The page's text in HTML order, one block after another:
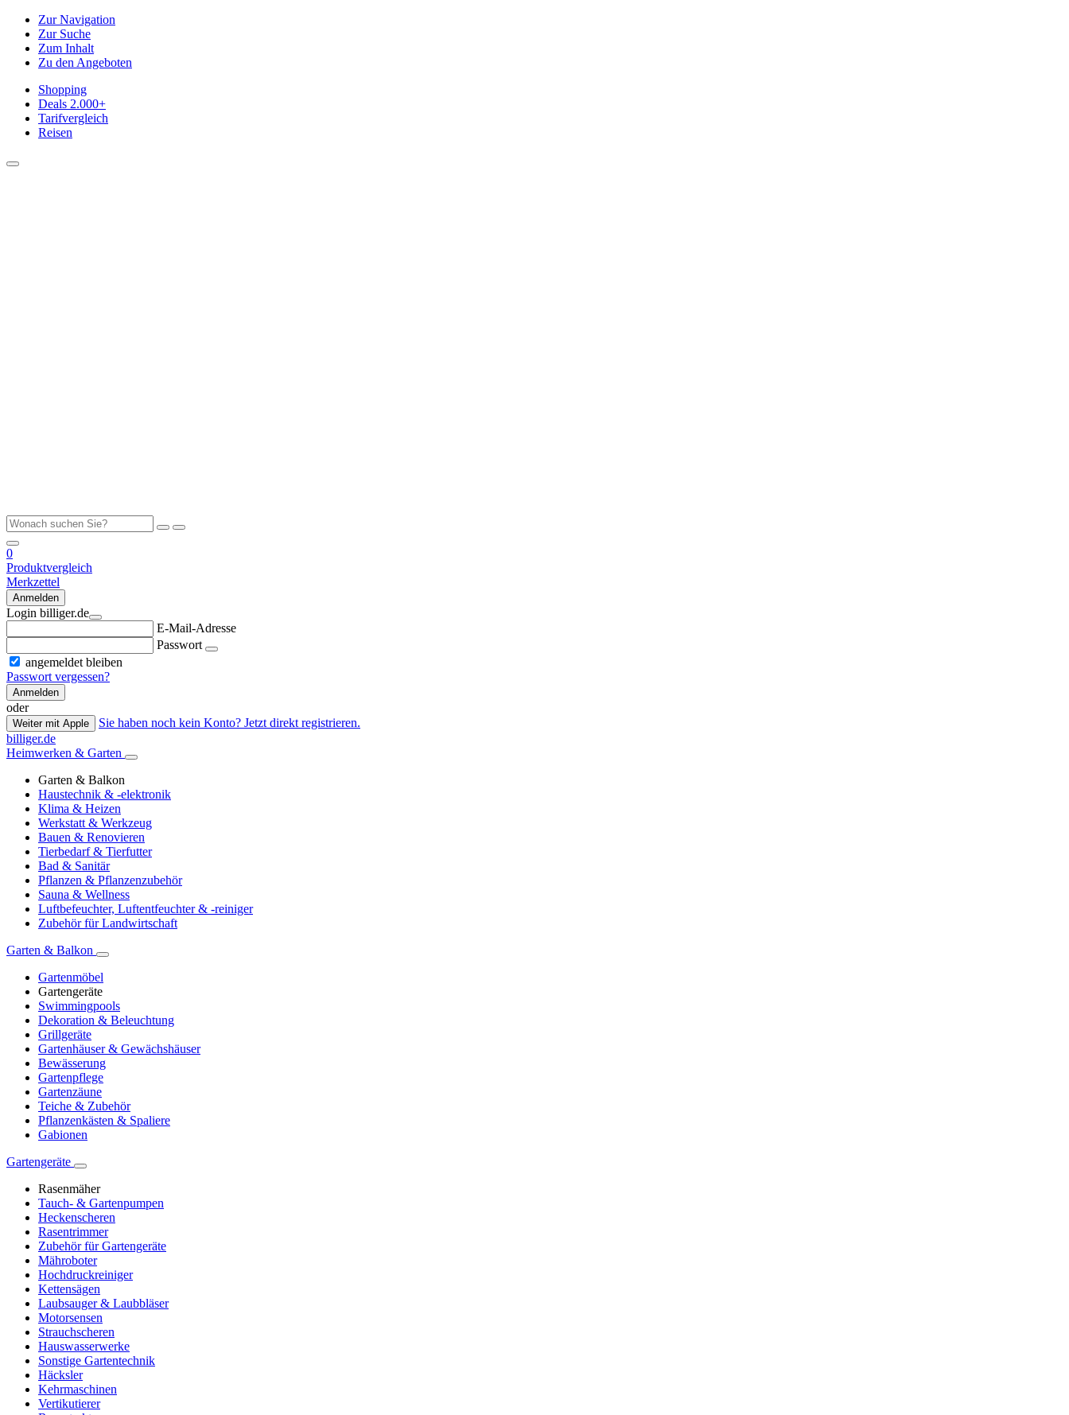
Zur Navigation
Zur Suche
Zum Inhalt
Zu den Angeboten
Shopping
Deals 2.000+
Tarifvergleich
Reisen
0
Produktvergleich
Merkzettel
Anmelden
Login billiger.de
E-Mail-Adresse
Passwort
angemeldet bleiben
Passwort vergessen?
Anmelden
oder
Weiter mit Apple
Sie haben noch kein Konto? Jetzt direkt registrieren.
billiger.de
Heimwerken & Garten
Garten & Balkon
Haustechnik & -elektronik
Klima & Heizen
Werkstatt & Werkzeug
Bauen & Renovieren
Tierbedarf & Tierfutter
Bad & Sanitär
Pflanzen & Pflanzenzubehör
Sauna & Wellness
Luftbefeuchter, Luftentfeuchter & -reiniger
Zubehör für Landwirtschaft
Garten & Balkon
Gartenmöbel
Gartengeräte
Swimmingpools
Dekoration & Beleuchtung
Grillgeräte
Gartenhäuser & Gewächshäuser
Bewässerung
Gartenpflege
Gartenzäune
Teiche & Zubehör
Pflanzenkästen & Spaliere
Gabionen
Gartengeräte
Rasenmäher
Tauch- & Gartenpumpen
Heckenscheren
Rasentrimmer
Zubehör für Gartengeräte
Mähroboter
Hochdruckreiniger
Kettensägen
Laubsauger & Laubbläser
Motorsensen
Strauchscheren
Hauswasserwerke
Sonstige Gartentechnik
Häcksler
Kehrmaschinen
Vertikutierer